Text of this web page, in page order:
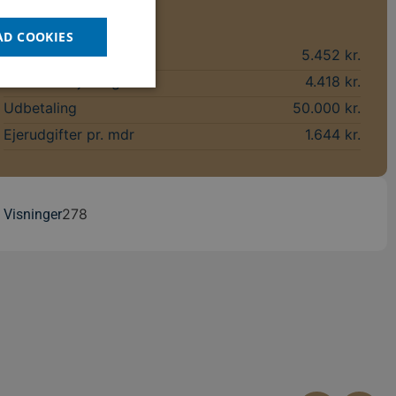
Økonomi
Brutto ex. ejerudgifter
5.452 kr.
4.418 kr.
Udbetaling
50.000 kr.
Ejerudgifter pr. mdr
1.644 kr.
Visninger278
COOKIES
kan ikke bruges